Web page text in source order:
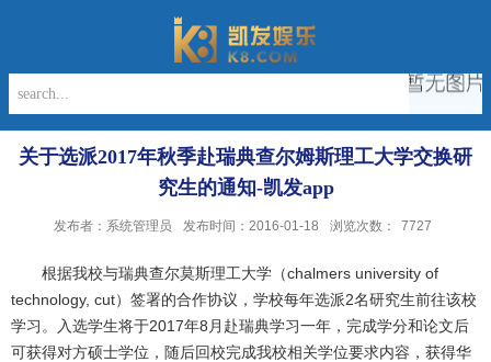
关于选派2017年秋季赴瑞典查尔姆斯理工大学交换研
究生的通知-凯发app
发布者：系统管理员 发布时间：2016-01-18 浏览次数： 7727
根据我校与瑞典查尔莫斯理工大学（chalmers university of
technology, cut）签署的合作协议，学校每年选派2名研究生前往该校
学习。入选学生将于2017年8月赴瑞典学习一年，完成学分和论文后
可获得对方硕士学位，随后回校完成我校相关学位要求内容，获得华